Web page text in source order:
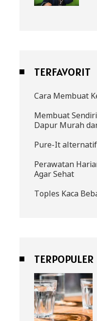
TERFAVORIT
Cara Membuat
Membuat
Dapur Murah
Pure-It
Perawatan
Agar Sehat
Toples Kaca
TERPOPULER